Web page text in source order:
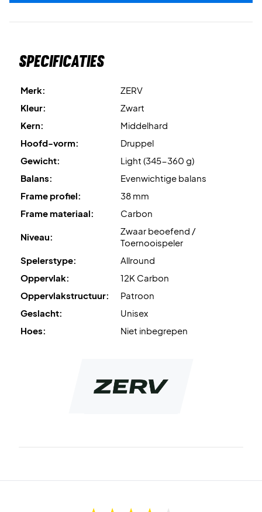
verbetert en zorgt voor nauwkeurigere slagen.
trillingen vermindert en een comfortabelere speelervaring
Tot slot is het ontwerp van absolute topklasse, zodat je
Perfect voor de padelbaan - koop jouw ZERV Hunter Elite
2.0 vandaag nog!
LET OP:Wordt geleverd zonder hoes.
Specificaties
Merk:
ZERV
Kleur:
Zwart
Kern:
Middelhard
Hoofd-vorm:
Druppel
Gewicht:
Light (345-360 g)
Balans:
Evenwichtige balans
Frame profiel:
38 mm
Frame materiaal:
Carbon
Niveau:
Zwaar beoefend /
Toernooispeler
Spelerstype:
Allround
Oppervlak:
12K Carbon
Oppervlakstructuur:
Patroon
Geslacht:
Unisex
Hoes:
Niet inbegrepen